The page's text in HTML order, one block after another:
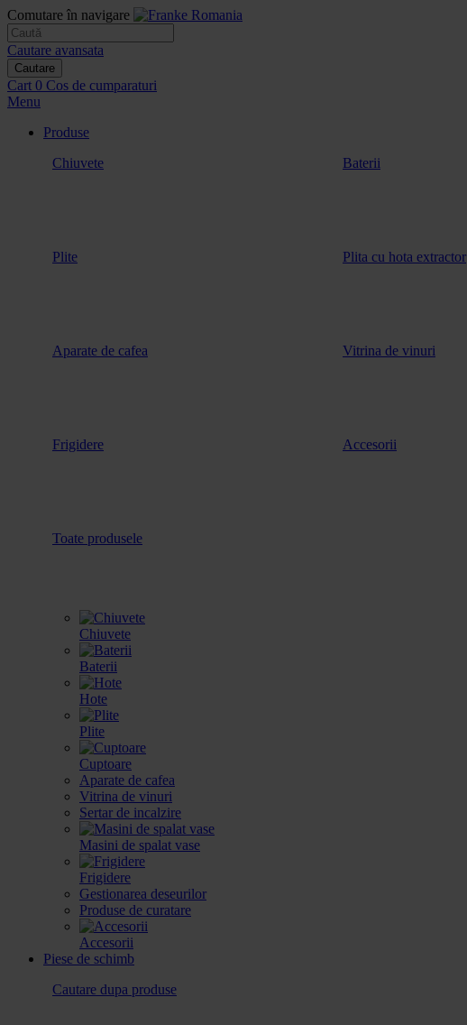
Comutare în navigare
Cautare avansata
Cautare
Cart 0 Cos de cumparaturi
Menu
Produse
Chiuvete
Baterii
Plite Plita cu hota extractor
Aparate de cafea Vitrina de vinuri
Frigidere Accesorii
Toate produsele
Chiuvete
Baterii
Hote
Plite
Cuptoare
Aparate de cafea
Vitrina de vinuri
Sertar de incalzire
Masini de spalat vase
Frigidere
Gestionarea deseurilor
Produse de curatare
Accesorii
Piese de schimb
Cautare dupa produse